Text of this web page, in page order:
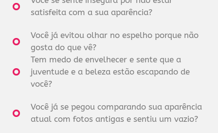
satisfeita com a sua aparência?
Você já evitou olhar no espelho porque não
gosta do que vê?
Tem medo de envelhecer e sente que a
juventude e a beleza estão escapando de
você?
Você já se pegou comparando sua aparência
atual com fotos antigas e sentiu um vazio?